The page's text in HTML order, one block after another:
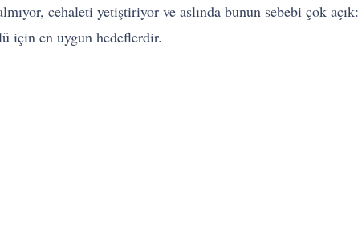
cehaleti yetiştiriyor ve aslında bunun sebebi çok açık:
için en uygun hedeflerdir.